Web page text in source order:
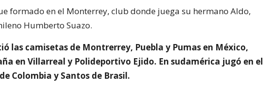
formado en el Monterrey, club donde juega su hermano Aldo,
Humberto Suazo.
las camisetas de Montrerrey, Puebla y Pumas en México,
en Villarreal y Polideportivo Ejido. En sudamérica jugó en el
Colombia y Santos de Brasil.